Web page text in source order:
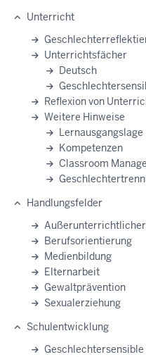
Unterricht
Unterrichtsfächer
Deutsch
Reflexion von
Weitere Hinweise
Lernausgangslage
Kompetenzen
Classroom
Handlungsfelder
Berufsorientierung
Medienbildung
Elternarbeit
Gewaltprävention
Sexualerziehung
Schulentwicklung